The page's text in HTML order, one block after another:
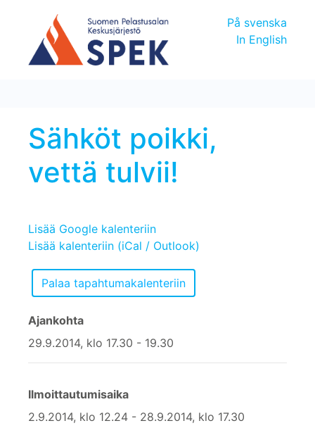
På svenska
In English
Sähköt poikki,
vettä tulvii!
Lisää Google kalenteriin
Lisää kalenteriin (iCal / Outlook)
Ajankohta
29.9.2014, klo 17.30 - 19.30
Ilmoittautumisaika
2.9.2014, klo 12.24 - 28.9.2014, klo 17.30